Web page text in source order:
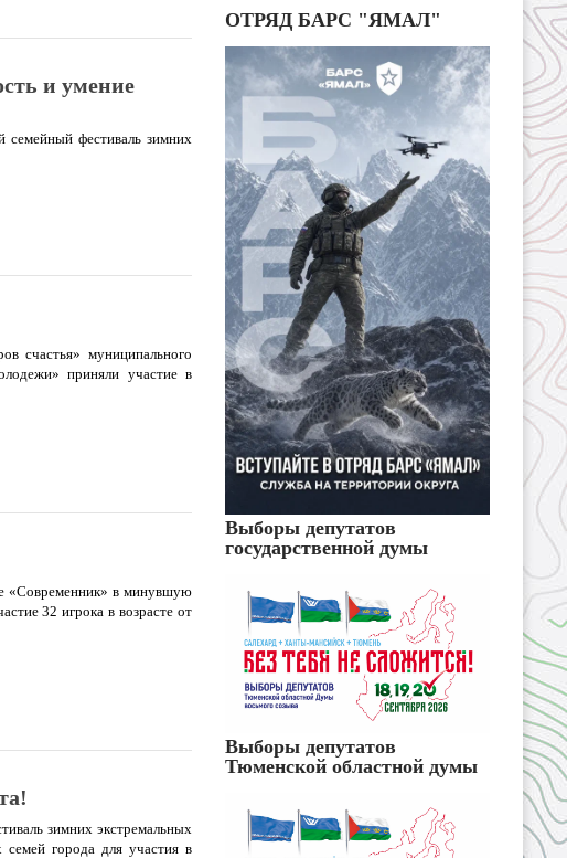
и умение
фестиваль зимних
счастья» муниципального
приняли участие в
«Современник» в минувшую
32 игрока в возрасте от
зимних экстремальных
города для участия в
ОТРЯД БАРС "ЯМАЛ"
Выборы депутатов
государственной думы
Выборы депутатов
Тюменской областной думы